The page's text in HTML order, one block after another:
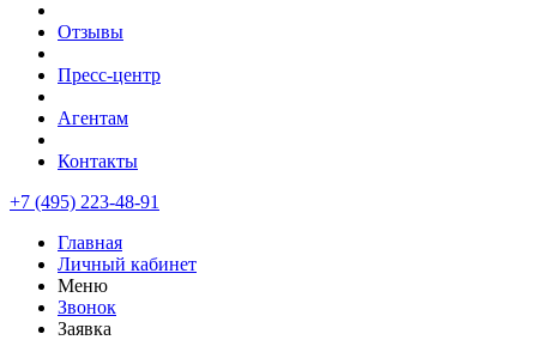
Отзывы
Пресс-центр
Агентам
Контакты
+7 (495) 223-48-91
Главная
Личный кабинет
Меню
Звонок
Заявка